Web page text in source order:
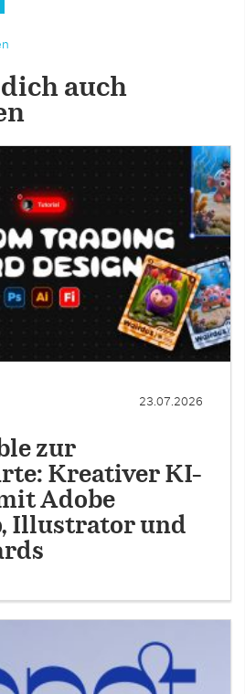
auch
23.07.2026
zur
Kreativer KI-
Adobe
Illustrator und